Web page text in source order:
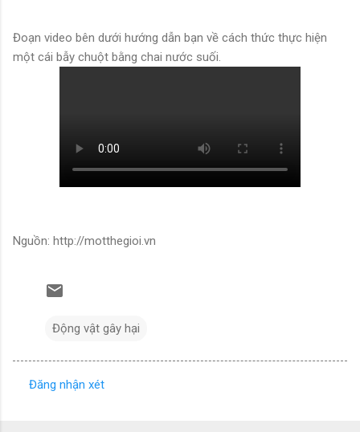
Đoạn video bên dưới hướng dẫn bạn về cách thức thực hiện
một cái bẫy chuột bằng chai nước suối.
Nguồn: http://motthegioi.vn
Động vật gây hại
Đăng nhận xét